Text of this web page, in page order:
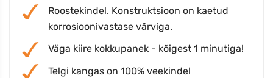
Roostekindel. Konstruktsioon on kaetud
korrosioonivastase värviga.
Väga kiire kokkupanek - kõigest 1 minutiga!
Telgi kangas on 100% veekindel